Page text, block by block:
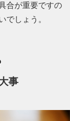
合が重要ですの
しょう。
事